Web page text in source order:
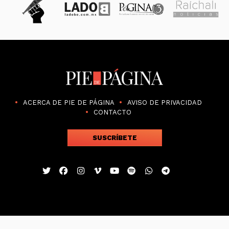
ACERCA DE PIE DE PÁGINA
AVISO DE PRIVACIDAD
CONTACTO
SUSCRÍBETE